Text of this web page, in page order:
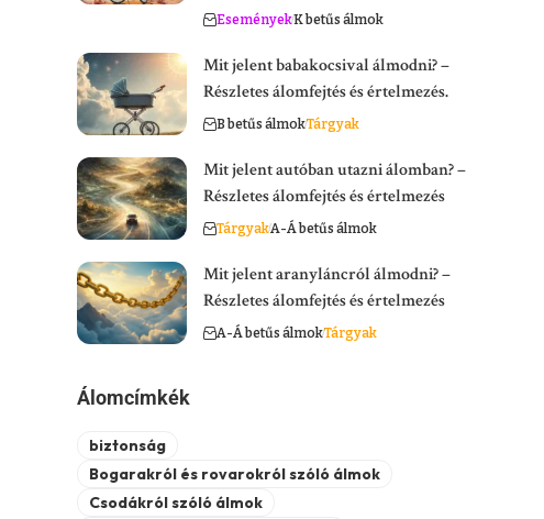
EseményekK betűs álmok
Mit jelent babakocsival álmodni? –
Részletes álomfejtés és értelmezés.
B betűs álmokTárgyak
Mit jelent autóban utazni álomban? –
Részletes álomfejtés és értelmezés
TárgyakA-Á betűs álmok
Mit jelent aranyláncról álmodni? –
Részletes álomfejtés és értelmezés
A-Á betűs álmokTárgyak
Álomcímkék
biztonság
Bogarakról és rovarokról szóló álmok
Csodákról szóló álmok